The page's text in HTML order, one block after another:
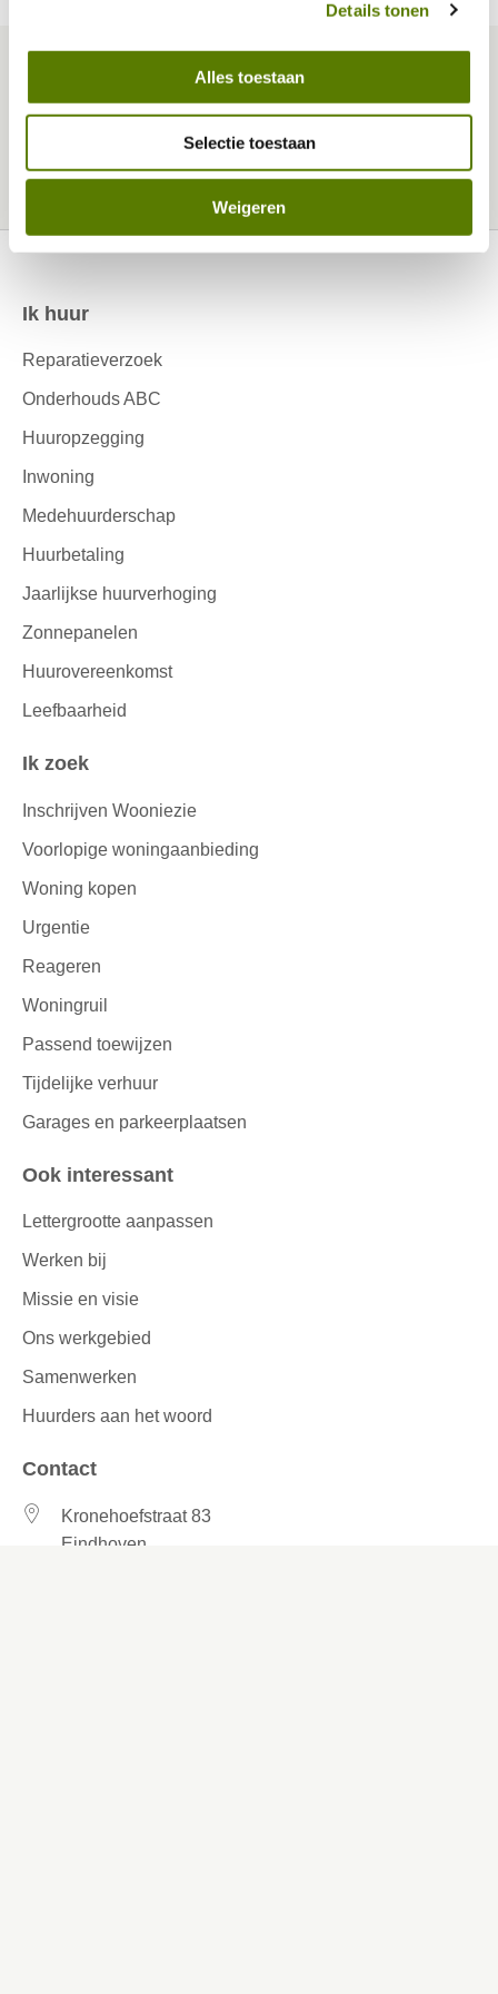
Details tonen
Alles toestaan
Selectie toestaan
Weigeren
Sloop en nieuwbouw 't Ven
Contactinformatie
Ik huur
Reparatieverzoek
Onderhouds ABC
Huuropzegging
Inwoning
Medehuurderschap
Huurbetaling
Jaarlijkse huurverhoging
Zonnepanelen
Huurovereenkomst
Leefbaarheid
Ik zoek
Inschrijven Wooniezie
Voorlopige woningaanbieding
Woning kopen
Urgentie
Reageren
Woningruil
Passend toewijzen
Tijdelijke verhuur
Garages en parkeerplaatsen
Ook interessant
Lettergrootte aanpassen
Werken bij
Missie en visie
Ons werkgebied
Samenwerken
Huurders aan het woord
Contact
Kronehoefstraat 83
Eindhoven